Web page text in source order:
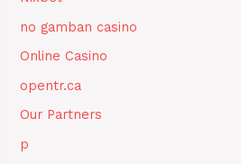
no gamban casino
Online Casino
opentr.ca
Our Partners
p